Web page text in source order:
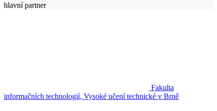
hlavní partner
Fakulta
informačních technologií, Vysoké učení technické v Brně